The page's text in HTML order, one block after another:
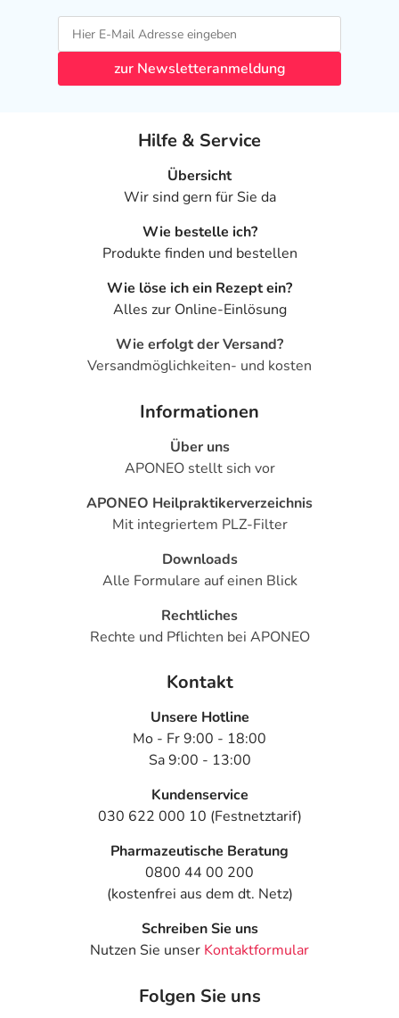
zur Newsletteranmeldung
Hilfe & Service
Übersicht
Wir sind gern für Sie da
Wie bestelle ich?
Produkte finden und bestellen
Wie löse ich ein Rezept ein?
Alles zur Online-Einlösung
Wie erfolgt der Versand?
Versandmöglichkeiten- und kosten
Informationen
Über uns
APONEO stellt sich vor
APONEO Heilpraktikerverzeichnis
Mit integriertem PLZ-Filter
Downloads
Alle Formulare auf einen Blick
Rechtliches
Rechte und Pflichten bei APONEO
Kontakt
Unsere Hotline
Mo - Fr 9:00 - 18:00
Sa 9:00 - 13:00
Kundenservice
030 622 000 10 (Festnetztarif)
Pharmazeutische Beratung
0800 44 00 200
(kostenfrei aus dem dt. Netz)
Schreiben Sie uns
Nutzen Sie unser Kontaktformular
Folgen Sie uns